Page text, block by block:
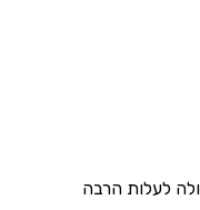
לעלות הרבה